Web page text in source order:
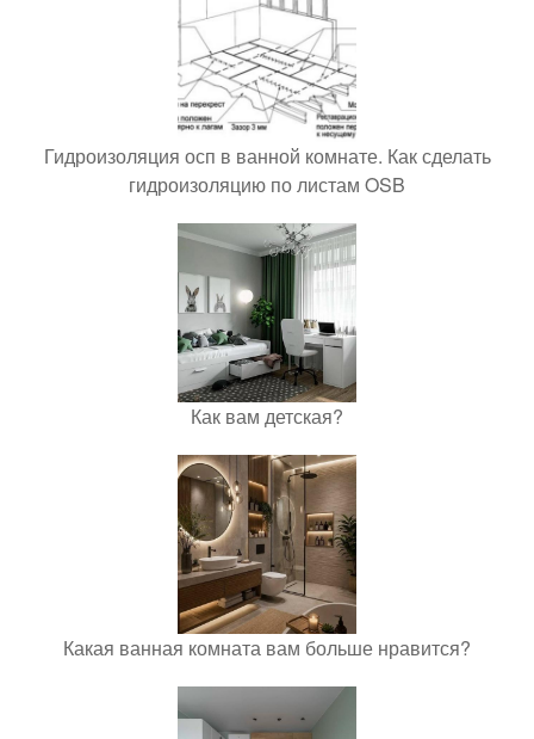
Гидроизоляция осп в ванной комнате. Как сделать
гидроизоляцию по листам OSB
Как вам детская?
Какая ванная комната вам больше нравится?